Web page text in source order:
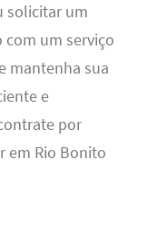
solicitar um
um serviço
mantenha sua
e
por
em Rio Bonito